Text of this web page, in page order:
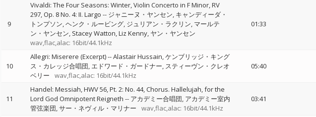
9
Vivaldi: The Four Seasons: Winter, Violin Concerto in F Minor, RV
297, Op. 8 No. 4: II. Largo -- ジャニーヌ・ヤンセン キャンディーダ・
トンプソン ヘンク・ルービング ジュリアン・ラクリン マールテ
ン・ヤンセン Stacey Watton Liz Kenny ヤン・ヤンセン
wav,flac,alac: 16bit/44.1kHz
01:33
10
Allegri: Miserere (Excerpt)--Alastair Hussain ケンブリッジ・キング
ス・カレッジ合唱団 エドワード・ガードナー スティーヴン・クレオ
ベリー
wav,flac,alac: 16bit/44.1kHz
05:40
11
Handel: Messiah, HWV 56, Pt. 2: No. 44, Chorus. Hallelujah, for the
Lord God Omnipotent Reigneth -- アカデミー合唱団 アカデミー室内
管弦楽団 サー・ネヴィル・マリナー wav,flac,alac: 16bit/44.1kHz
03:41